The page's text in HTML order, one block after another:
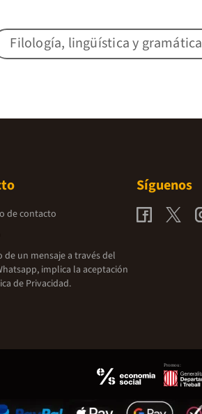
Filología, lingüística y gramática
de contacto
de un mensaje a través del
implica la aceptación
de Privacidad.
Síguenos
Promou: